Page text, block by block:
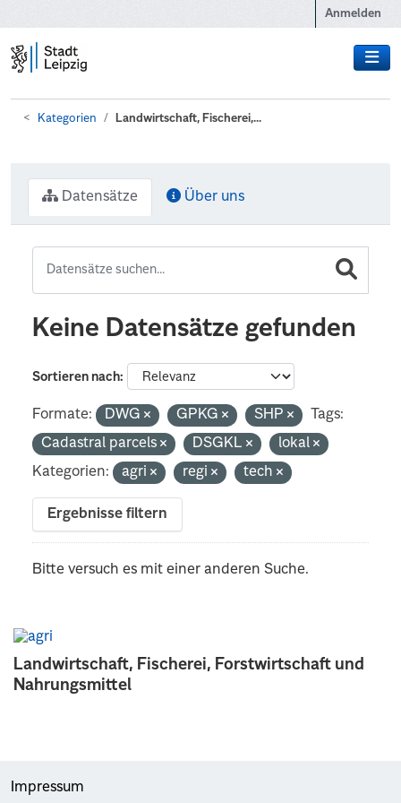
Anmelden
Kategorien Landwirtschaft, Fischerei,...
Landwirtschaft, Fischerei, Forstwirtschaft und
Nahrungsmittel
Datensätze Über uns
Keine Datensätze gefunden
Sortieren nach
Formate: DWG GPKG SHP
Tags:
Cadastral parcels
DSGKL
lokal
Kategorien:
agri regi tech
Ergebnisse filtern
Bitte versuch es mit einer anderen Suche.
Impressum